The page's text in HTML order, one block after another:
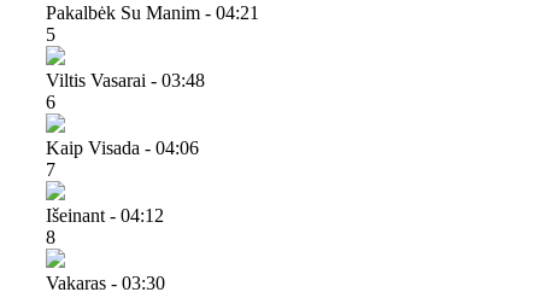
Pakalbėk Su Manim - 04:21
5
Viltis Vasarai - 03:48
6
Kaip Visada - 04:06
7
Išeinant - 04:12
8
Vakaras - 03:30